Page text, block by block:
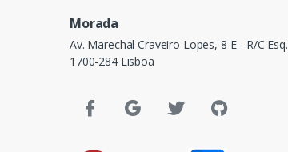
Morada
Av. Marechal Craveiro Lopes, 8 E - R/C Esq.
1700-284 Lisboa